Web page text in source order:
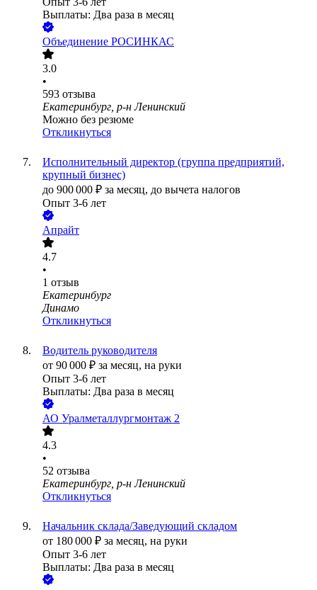
Выплаты: Два раза в месяц
Объединение РОСИНКАС
3.0
•
593 отзыва
Екатеринбург, р-н Ленинский
Можно без резюме
Откликнуться
Исполнительный директор (группа предприятий,
крупный бизнес)
до 900 000 ₽ за месяц, до вычета налогов
Опыт 3-6 лет
Апрайт
4.7
•
1 отзыв
Екатеринбург
Динамо
Откликнуться
Водитель руководителя
от 90 000 ₽ за месяц, на руки
Опыт 3-6 лет
Выплаты: Два раза в месяц
АО Уралметаллургмонтаж 2
4.3
•
52 отзыва
Екатеринбург, р-н Ленинский
Откликнуться
Начальник склада/Заведующий складом
от 180 000 ₽ за месяц, на руки
Опыт 3-6 лет
Выплаты: Два раза в месяц